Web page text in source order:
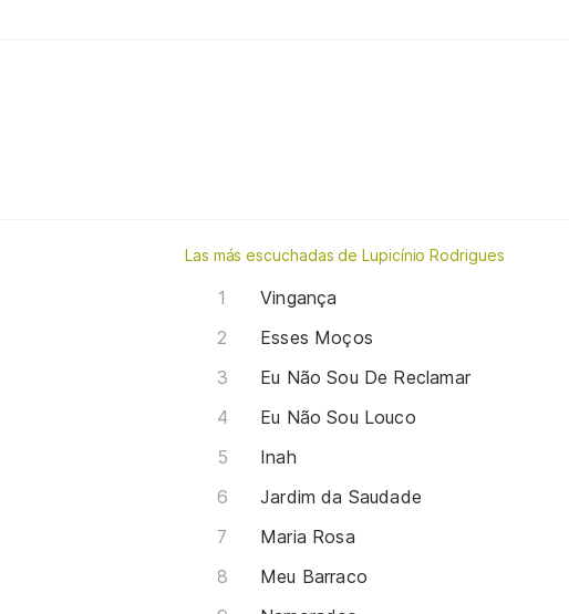
Las más escuchadas de Lupicínio Rodrigues
Vingança
Esses Moços
Eu Não Sou De Reclamar
Eu Não Sou Louco
Inah
Jardim da Saudade
Maria Rosa
Meu Barraco